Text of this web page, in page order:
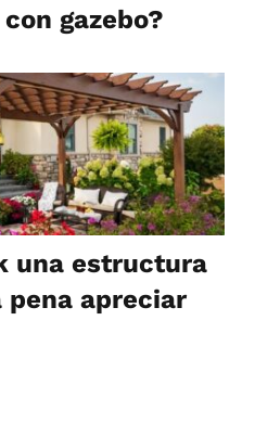
gazebo?
una estructura
pena apreciar